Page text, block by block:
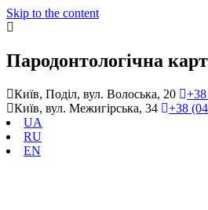
Skip to the content
Пародонтологічна
Київ, Поділ, вул. Волоська, 20
Київ, вул. Межигірська, 34
+38
UA
RU
EN